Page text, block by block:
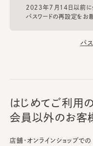
2023年7月14日以前に
パスワードの再設定をお
パ
はじめてご利用
会員以外のお客
店舗・オンラインショップでの